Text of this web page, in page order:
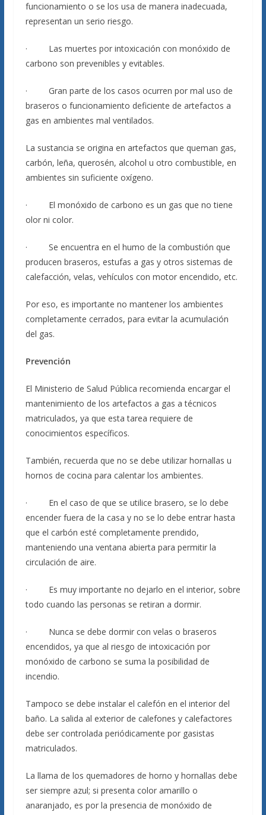
funcionamiento o se los usa de manera inadecuada,
representan un serio riesgo.
· Las muertes por intoxicación con monóxido de
carbono son prevenibles y evitables.
· Gran parte de los casos ocurren por mal uso de
braseros o funcionamiento deficiente de artefactos a
gas en ambientes mal ventilados.
La sustancia se origina en artefactos que queman gas,
carbón, leña, querosén, alcohol u otro combustible, en
ambientes sin suficiente oxígeno.
· El monóxido de carbono es un gas que no tiene
olor ni color.
· Se encuentra en el humo de la combustión que
producen braseros, estufas a gas y otros sistemas de
calefacción, velas, vehículos con motor encendido, etc.
Por eso, es importante no mantener los ambientes
completamente cerrados, para evitar la acumulación
del gas.
Prevención
El Ministerio de Salud Pública recomienda encargar el
mantenimiento de los artefactos a gas a técnicos
matriculados, ya que esta tarea requiere de
conocimientos específicos.
También, recuerda que no se debe utilizar hornallas u
hornos de cocina para calentar los ambientes.
· En el caso de que se utilice brasero, se lo debe
encender fuera de la casa y no se lo debe entrar hasta
que el carbón esté completamente prendido,
manteniendo una ventana abierta para permitir la
circulación de aire.
· Es muy importante no dejarlo en el interior, sobre
todo cuando las personas se retiran a dormir.
· Nunca se debe dormir con velas o braseros
encendidos, ya que al riesgo de intoxicación por
monóxido de carbono se suma la posibilidad de
incendio.
Tampoco se debe instalar el calefón en el interior del
baño. La salida al exterior de calefones y calefactores
debe ser controlada periódicamente por gasistas
matriculados.
La llama de los quemadores de horno y hornallas debe
ser siempre azul; si presenta color amarillo o
anaranjado, es por la presencia de monóxido de